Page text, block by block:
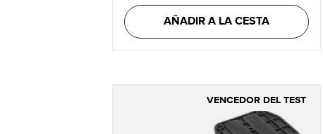
AÑADIR A LA CESTA
VENCEDOR DEL TEST